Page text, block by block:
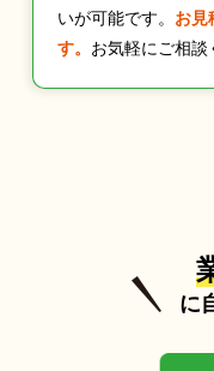
いが可能です。 お見
す。 お気軽にご相談
に